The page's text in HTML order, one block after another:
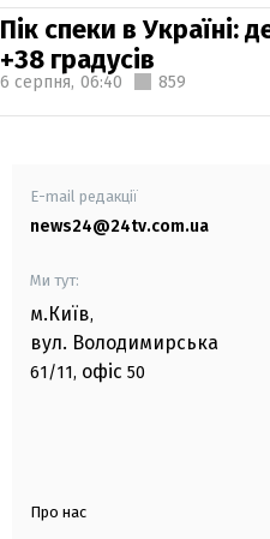
Пік спеки в Україні:
+38 градусів
6 серпня, 06:40 859
E-mail редакції
news24@24tv.com.ua
Ми тут:
м.Київ,
вул. Володимирська
61/11, офіс 50
Про нас